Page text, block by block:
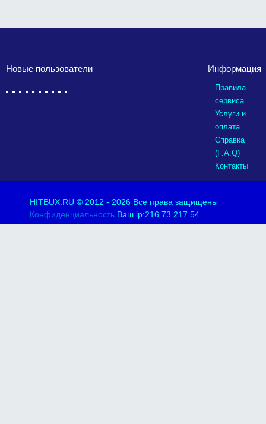
Новые пользователи Информация
Правила
сервиса
Услуги и
оплата
Справка
(F.A.Q)
Контакты
HITBUX.RU © 2012 - 2026 Все права защищены
Конфиденциальность Ваш ip:216.73.217.54